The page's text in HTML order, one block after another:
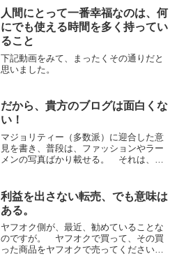
介してみたいと思います。...
人間にとって一番幸福なのは、何
にでも使える時間を多く持ってい
ること
下記動画をみて、まったくその通りだと
思いました。
だから、貴方のブログは面白くな
い！
マジョリティー（多数派）に迎合した意
見を書き、普段は、ファッションやラー
メンの写真ばかり載せる。 それは、貴
かり挙げていても、誰も見向きもしませ
んよ。 いや、なにも、ラ...
利益を出さない転売、でも意味は
ある。
ヤフオク側が、最近、勧めていることな
のですが。 ヤフオクで買って、その買
った商品をヤフオクで売ってください